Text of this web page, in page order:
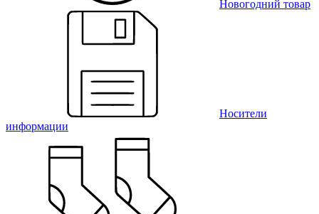
Новогодний товар
Носители
информации